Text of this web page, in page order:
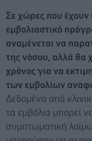
Σε χώρες που έχουν
εμβολιαστικό
αναμένεται να
της νόσου, αλλά θα
χρόνος για να
των εμβολίων
Δεδομένα από
τα εμβόλια μπορεί
συμπτωματική